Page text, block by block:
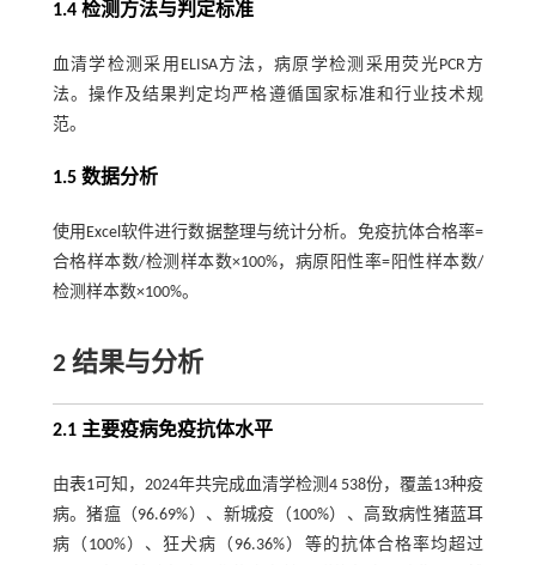
1.4 检测方法与判定标准
血清学检测采用ELISA方法，病原学检测采用荧光PCR方
法。操作及结果判定均严格遵循国家标准和行业技术规
范。
1.5 数据分析
使用Excel软件进行数据整理与统计分析。免疫抗体合格率=
合格样本数/检测样本数×100%，病原阳性率=阳性样本数/
检测样本数×100%。
2 结果与分析
2.1 主要疫病免疫抗体水平
由表1可知，2024年共完成血清学检测4 538份，覆盖13种疫
病。猪瘟（96.69%）、新城疫（100%）、高致病性猪蓝耳
病（100%）、狂犬病（96.36%）等的抗体合格率均超过